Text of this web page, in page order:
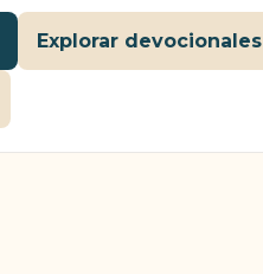
Explorar devocionales